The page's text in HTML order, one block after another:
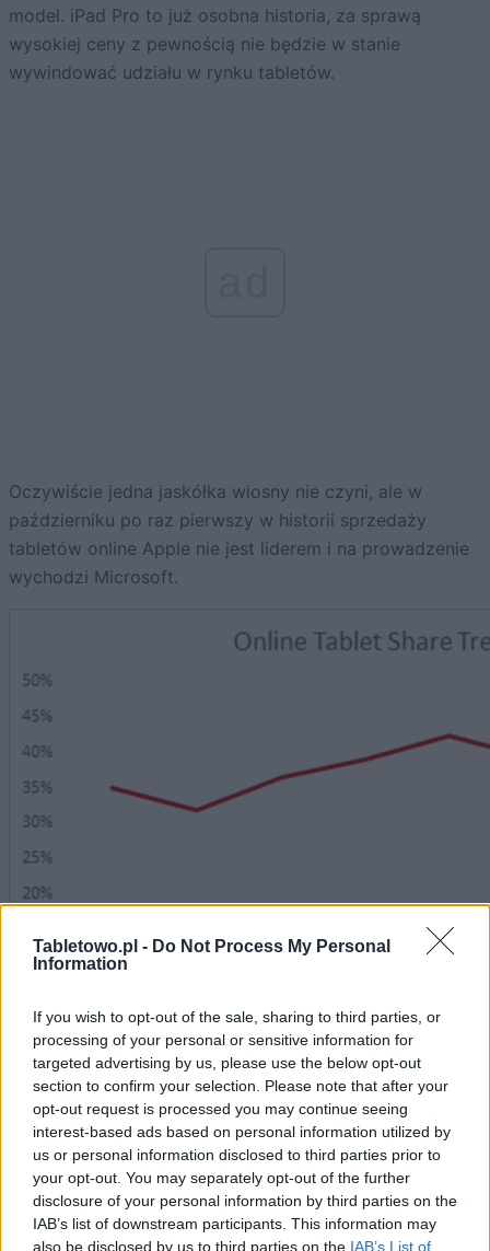
Tabletowo.pl - Do Not Process My Personal
Information
If you wish to opt-out of the sale, sharing to third parties, or
processing of your personal or sensitive information for
targeted advertising by us, please use the below opt-out
section to confirm your selection. Please note that after your
opt-out request is processed you may continue seeing
interest-based ads based on personal information utilized by
us or personal information disclosed to third parties prior to
your opt-out. You may separately opt-out of the further
disclosure of your personal information by third parties on the
IAB’s list of downstream participants. This information may
also be disclosed by us to third parties on the IAB’s List of
model. iPad Pro to już osobna historia, za sprawą
wysokiej ceny z pewnością nie będzie w stanie
wywindować udziału w rynku tabletów.
Oczywiście jedna jaskółka wiosny nie czyni, ale w
październiku po raz pierwszy w historii sprzedaży
tabletów online Apple nie jest liderem i na prowadzenie
wychodzi Microsoft.
Tak nagły wzrost zainteresowania produktami
Microsoftu naturalnie podyktowany jest premierami
najnowszych wersji Surface oraz Surface Booka przy